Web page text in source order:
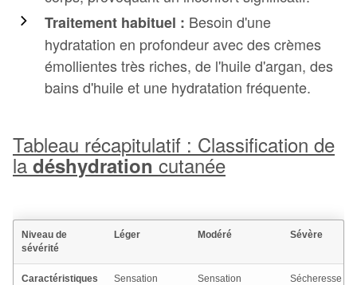
Traitement habituel : Besoin d'une
hydratation en profondeur avec des crèmes
émollientes très riches, de l'huile d'argan, des
bains d'huile et une hydratation fréquente.
Tableau récapitulatif : Classification de
ladéshydrationcutanée
Niveau de
sévérité
Léger Modéré Sévère
Caractéristiques
Sensation
Sensation
Sécheresse